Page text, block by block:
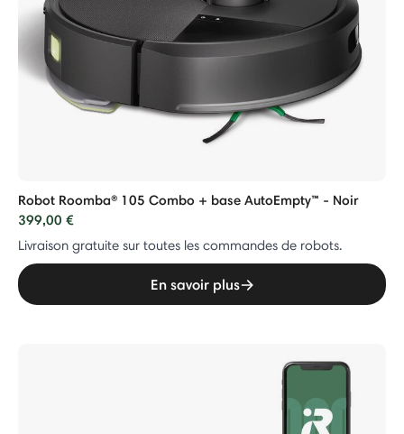
Robot Roomba® 105 Combo + base AutoEmpty™ - Noir
399,00 €
Livraison gratuite sur toutes les commandes de robots.
En savoir plus